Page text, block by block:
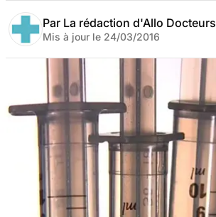
Par La rédaction d'Allo Docteurs
Mis à jour le 24/03/2016